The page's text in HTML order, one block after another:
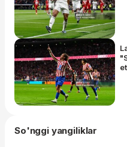
So'nggi yangiliklar